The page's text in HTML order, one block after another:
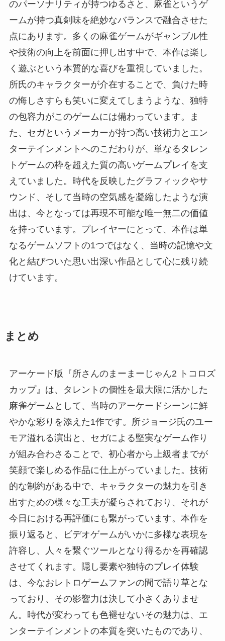
のパーソナリティが持つゆるさと、麻雀というゲ
ームが持つ真剣味を絶妙なバランスで融合させた
点にあります。多くの麻雀ゲームがギャンブル性
や技術の向上を前面に押し出す中で、本作は楽し
く遊ぶという本質的な喜びを重視していました。
所氏のキャラクターが介在することで、負けた時
の悔しさすらも笑いに変えてしまうような、独特
の包容力がこのゲームには備わっています。ま
た、セガというメーカーが持つ高い技術力とエン
ターテインメントへのこだわりが、単なるタレン
トゲームの枠を超えた質の高いゲームプレイを支
えていました。時代を反映したグラフィックやサ
ウンド、そして当時の空気感を凝縮したような演
出は、今となっては再現不可能な唯一無二の価値
を持っています。プレイヤーにとって、本作は単
なるゲームソフトの1つではなく、当時の記憶や文
化と結びついた思い出深い作品として心に残り続
けています。
まとめ
アーケード版『所さんのまーまーじゃん2 トコロズ
カップ』は、タレントの個性を最大限に活かした
麻雀ゲームとして、当時のアーケードシーンに鮮
やかな彩りを添えた1作です。所ジョージ氏のユー
モア溢れる演出と、セガによる堅実なゲーム作り
が組み合わさることで、初心者から上級者までが
笑顔で楽しめる作品に仕上がっていました。技術
的な制約がある中で、キャラクターの魅力を引き
出すための様々な工夫が凝らされており、それが
今日における再評価にも繋がっています。本作を
振り返ると、ビデオゲームがいかに多様な表現を
許容し、人々を繋ぐツールとなり得るかを再確認
させてくれます。隠し要素や独特のプレイ体験
は、今なおレトロゲームファンの間で語り草とな
っており、その影響力は決して小さくありませ
ん。時代が変わっても色褪せないその魅力は、エ
ンターテインメントの本質を突いたものであり、